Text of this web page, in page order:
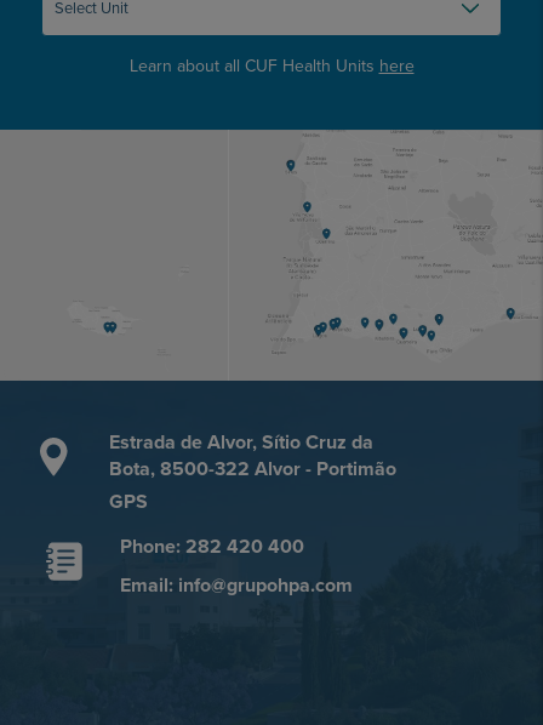
Learn about all CUF Health Units here
Estrada de Alvor, Sítio Cruz da
Bota, 8500-322 Alvor - Portimão
GPS
Phone: 282 420 400
Email: info@grupohpa.com